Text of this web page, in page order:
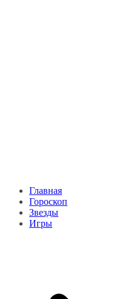
Главная
Гороскоп
Звезды
Игры